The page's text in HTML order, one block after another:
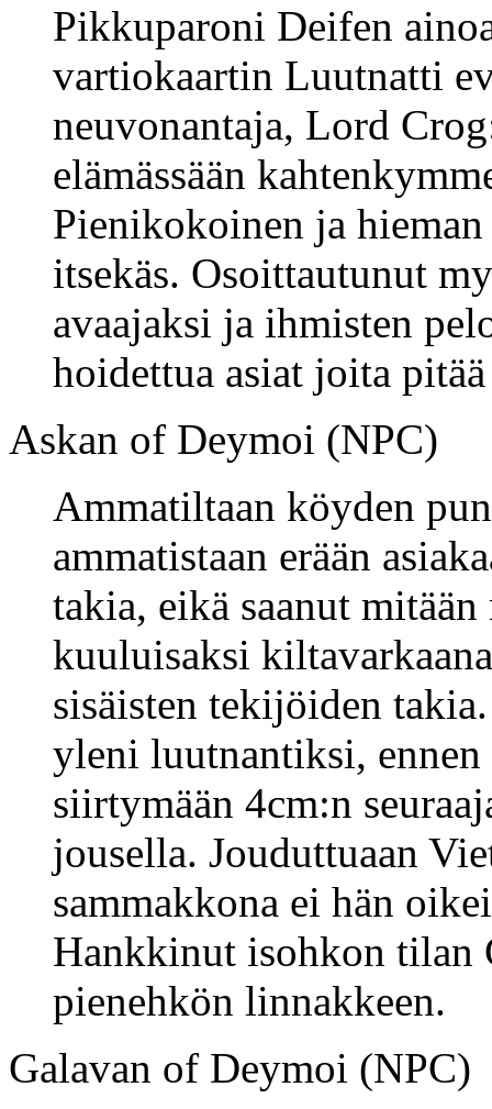
Pikkuparoni Deifen
vartiokaartin Luutnatti
neuvonantaja, Lord
elämässään
Pienikokoinen ja
itsekäs. Osoittautunut
avaajaksi ja ihmisten
hoidettua asiat joita
Askan of Deymoi (NPC)
Ammatiltaan köyden
ammatistaan erään
takia, eikä saanut
kuuluisaksi
sisäisten tekijöiden
yleni luutnantiksi,
siirtymään 4cm:n
jousella. Jouduttuaan
sammakkona ei hän
Hankkinut isohkon tilan
pienehkön linnakkeen.
Galavan of Deymoi (NPC)